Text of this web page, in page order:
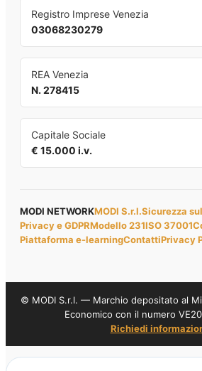
Registro Imprese Venezia
03068230279
REA Venezia
N. 278415
Capitale Sociale
€ 15.000 i.v.
MODI NETWORKMODI S.r.l.Sicurezza
Privacy e GDPRModello 231ISO 37001
Piattaforma e-learningContattiPrivacy
© MODI S.r.l. — Marchio depositato al
Economico con il numero
Richiedi